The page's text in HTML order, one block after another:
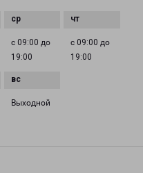
с 09:00 до
19:00
с 09:00 до
19:00
Выходной